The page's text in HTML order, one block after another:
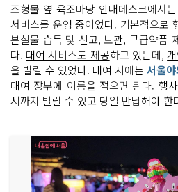
조형물 옆 육조마당 안내데스크에서
서비스를 운영 중이었다. 기본적으로
분실물 습득 및 신고, 보관, 구급약품
다. 대여 서비스도 제공하고 있는데,
을 빌릴 수 있었다. 대여 시에는 서울
대여 장부에 이름을 적으면 된다. 행
시까지 빌릴 수 있고 당일 반납해야 한